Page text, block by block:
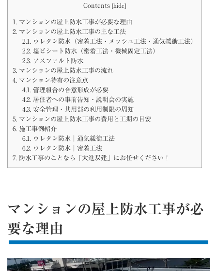
Contents [hide]
1. マンションの屋上防水工事が必要な理由
2. マンションの屋上防水工事の主な工法
2.1.ウレタン防水（密着工法・メッシュ工法・通気緩衝工法）
2.2.塩ビシート防水（密着工法・機械固定工法）
2.3.アスファルト防水
3. マンションの屋上防水工事の流れ
4. マンション特有の注意点
4.1.管理組合の合意形成が必要
4.2.居住者への事前告知・説明会の実施
4.3.安全管理・共用部の利用制限の周知
5. マンションの屋上防水工事の費用と工期の目安
6. 施工事例紹介
6.1.ウレタン防水｜通気緩衝工法
6.2.ウレタン防水｜密着工法
7. 防水工事のことなら「大進双建」にお任せください！
マンションの屋上防水工事が必
要な理由